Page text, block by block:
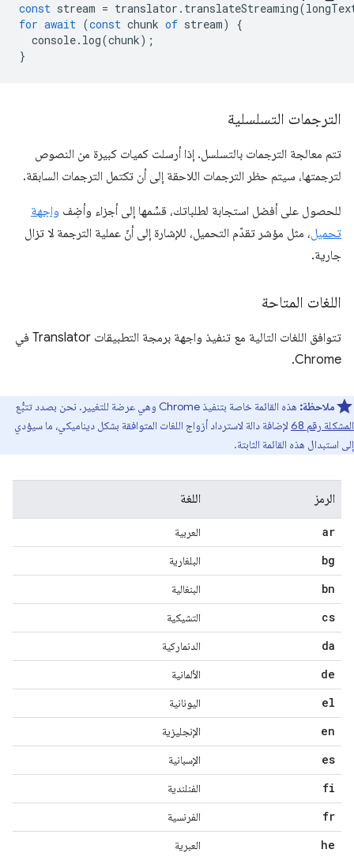
const stream = translator . translateStreaming(
for await (const chunk of stream)
{
console. log(chunk);
}
الترجمات التسلسلية
تتم معالجة الترجمات بالتسلسل. إذا أرسلت كميات كبيرة من النصوص
لترجمتها، سيتم حظر الترجمات اللاحقة إلى أن تكتمل الترجمات السابقة.
للحصول على أفضل استجابة لطلباتك، قسِّمها إلى أجزاء وأضِف واجهة
تحميل، مثل مؤشر تقدّم التحميل، للإشارة إلى أنّ عملية الترجمة لا تزال
جارية.
اللغات المتاحة
تتوافق اللغات التالية مع تنفيذ واجهة برمجة التطبيقات Translator في
Chrome.
ملاحظة: هذه القائمة خاصة بتنفيذ Chrome وهي عرضة للتغيير. نحن بصدد تتبُّع
المشكلة رقم 68
لإضافة دالة لاسترداد أزواج اللغات المتوافقة بشكل ديناميكي، ما سيؤدي
إلى استبدال هذه القائمة الثابتة.
الرمز اللغة
ar العربية
bg البلغارية
bn البنغالية
cs التشيكية
da الدنماركية
de الألمانية
el اليونانية
en الإنجليزية
es الإسبانية
fi الفنلندية
fr الفرنسية
he العبرية